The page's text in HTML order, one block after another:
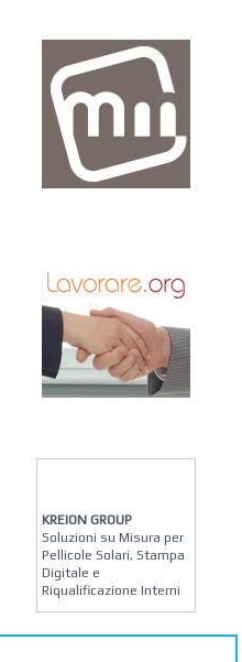
KREION GROUP
Soluzioni su Misura per
Pellicole Solari, Stampa
Digitale e
Riqualificazione Interni
Vendita Arredo per